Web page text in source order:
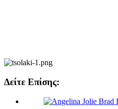
Δείτε Επίσης: